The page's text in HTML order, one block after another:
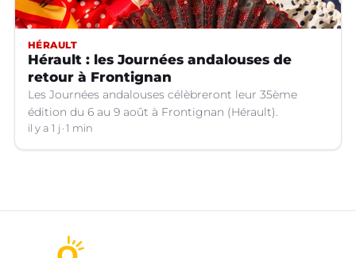
HÉRAULT
Hérault : les Journées andalouses de
retour à Frontignan
Les Journées andalouses célèbreront leur 35ème
édition du 6 au 9 août à Frontignan (Hérault).
il y a 1 j 1 min